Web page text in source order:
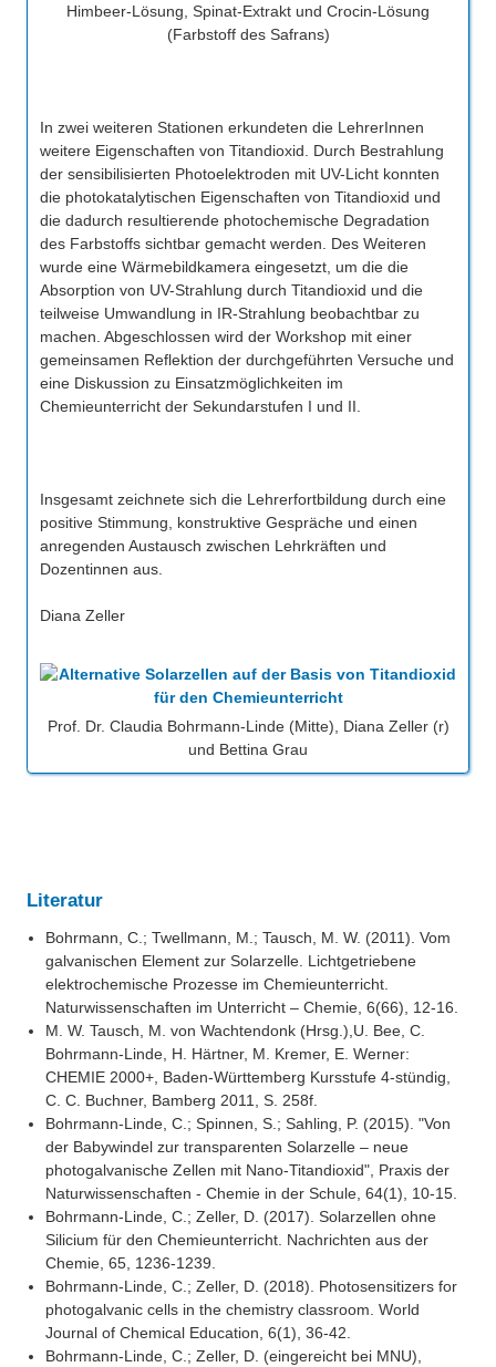
Himbeer-Lösung, Spinat-Extrakt und Crocin-Lösung
(Farbstoff des Safrans)
In zwei weiteren Stationen erkundeten die LehrerInnen
weitere Eigenschaften von Titandioxid. Durch Bestrahlung
der sensibilisierten Photoelektroden mit UV-Licht konnten
die photokatalytischen Eigenschaften von Titandioxid und
die dadurch resultierende photochemische Degradation
des Farbstoffs sichtbar gemacht werden. Des Weiteren
wurde eine Wärmebildkamera eingesetzt, um die die
Absorption von UV-Strahlung durch Titandioxid und die
teilweise Umwandlung in IR-Strahlung beobachtbar zu
machen. Abgeschlossen wird der Workshop mit einer
gemeinsamen Reflektion der durchgeführten Versuche und
eine Diskussion zu Einsatzmöglichkeiten im
Chemieunterricht der Sekundarstufen I und II.
Insgesamt zeichnete sich die Lehrerfortbildung durch eine
positive Stimmung, konstruktive Gespräche und einen
anregenden Austausch zwischen Lehrkräften und
Dozentinnen aus.
Diana Zeller
Prof. Dr. Claudia Bohrmann-Linde (Mitte), Diana Zeller (r)
und Bettina Grau
Literatur
Bohrmann, C.; Twellmann, M.; Tausch, M. W. (2011). Vom
galvanischen Element zur Solarzelle. Lichtgetriebene
elektrochemische Prozesse im Chemieunterricht.
Naturwissenschaften im Unterricht – Chemie, 6(66), 12-16.
M. W. Tausch, M. von Wachtendonk (Hrsg.),U. Bee, C.
Bohrmann-Linde, H. Härtner, M. Kremer, E. Werner:
CHEMIE 2000+, Baden-Württemberg Kursstufe 4-stündig,
C. C. Buchner, Bamberg 2011, S. 258f.
Bohrmann-Linde, C.; Spinnen, S.; Sahling, P. (2015). "Von
der Babywindel zur transparenten Solarzelle – neue
photogalvanische Zellen mit Nano-Titandioxid", Praxis der
Naturwissenschaften - Chemie in der Schule, 64(1), 10-15.
Bohrmann-Linde, C.; Zeller, D. (2017). Solarzellen ohne
Silicium für den Chemieunterricht. Nachrichten aus der
Chemie, 65, 1236-1239.
Bohrmann-Linde, C.; Zeller, D. (2018). Photosensitizers for
photogalvanic cells in the chemistry classroom. World
Journal of Chemical Education, 6(1), 36-42.
Bohrmann-Linde, C.; Zeller, D. (eingereicht bei MNU),